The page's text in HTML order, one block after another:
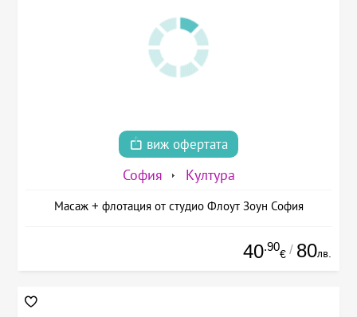
виж офертата
София Култура
Масаж + флотация от студио Флоут Зоун София
40.90
€ / 80лв.